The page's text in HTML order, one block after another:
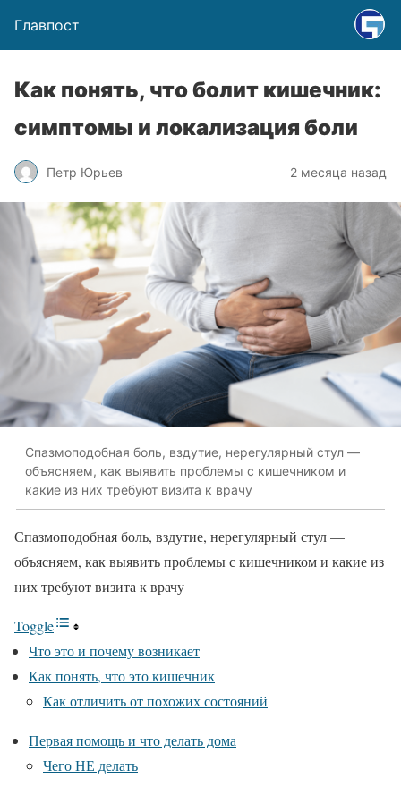
Главпост
Как понять, что болит кишечник:
симптомы и локализация боли
Петр Юрьев 2 месяца назад
Спазмоподобная боль, вздутие, нерегулярный стул —
объясняем, как выявить проблемы с кишечником и
какие из них требуют визита к врачу
Спазмоподобная боль, вздутие, нерегулярный стул —
объясняем, как выявить проблемы с кишечником и какие из
них требуют визита к врачу
Toggle
Что это и почему возникает
Как понять, что это кишечник
Как отличить от похожих состояний
Первая помощь и что делать дома
Чего НЕ делать